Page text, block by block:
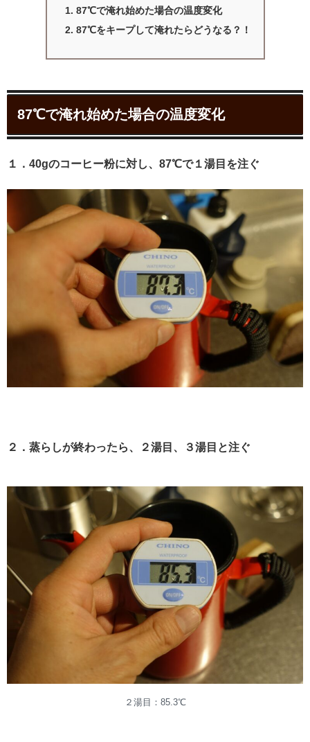
87℃で淹れ始めた場合の温度変化
87℃をキープして淹れたらどうなる？！
87℃で淹れ始めた場合の温度変化
１．40gのコーヒー粉に対し、87℃で１湯目を注ぐ
２．蒸らしが終わったら、２湯目、３湯目と注ぐ
２湯目：85.3℃